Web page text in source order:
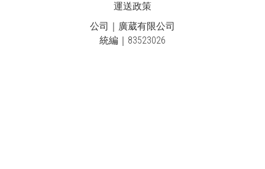
運送政策
公司｜廣葳有限公司
統編｜83523026